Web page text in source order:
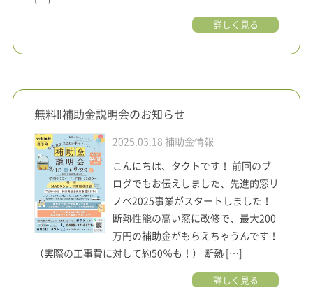
詳しく見る
無料‼補助金説明会のお知らせ
2025.03.18 補助金情報
こんにちは、タクトです！ 前回のブ
ログでもお伝えしました、先進的窓リ
ノベ2025事業がスタートしました！
断熱性能の高い窓に改修で、最大200
万円の補助金がもらえちゃうんです！
（実際の工事費に対して約50％も！） 断熱 […]
詳しく見る